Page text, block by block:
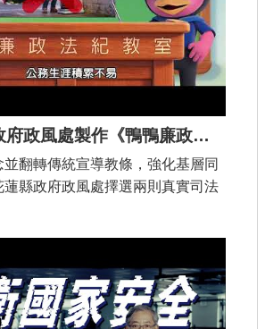
轉知花蓮縣政府政風處製作《鴨鴨廉政學堂系列六－清潔隊員廉能錦囊》動畫短片
翻轉傳統宣導教條，強化基層同
縣政府政風處擇選兩則真實司法
畫短片，並由花蓮吉祥物「福氣
託關說或不正利益誘惑，應依
規範」於3日內簽報長官並知會
實登錄程序，方能真正守護公務